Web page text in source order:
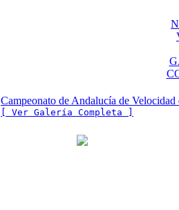
Campeonato de Andalucía de
[ Ver Galería Completa ]